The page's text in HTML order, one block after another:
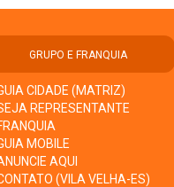
GRUPO E FRANQUIA
CIDADE (MATRIZ)
REPRESENTANTE
MOBILE
AQUI
(VILA VELHA-ES)